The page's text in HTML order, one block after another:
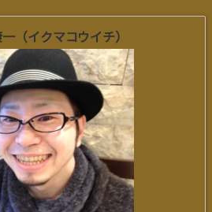
（イクマコウイチ）